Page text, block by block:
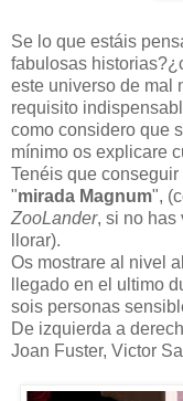
Se lo que estáis
fabulosas
este universo de mal
requisito
como considero que
mínimo os explicare
Tenéis que
"mirada Magnum",
ZooLander, si no has
llorar).
Os mostrare al nivel
llegado en el ultimo
sois personas
De izquierda a
Joan Fuster, Victor